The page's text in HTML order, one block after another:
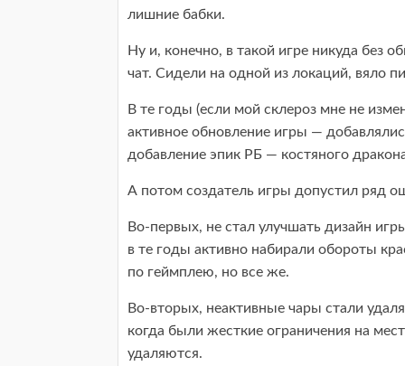
лишние бабки.
Ну и, конечно, в такой игре никуда без
чат. Сидели на одной из локаций, вяло
В те годы (если мой склероз мне не
активное обновление игры —
добавление эпик РБ — костяного
А потом создатель игры допустил ряд
Во-первых, не стал улучшать дизайн
в те годы активно набирали обороты
по геймплею, но все же.
Во-вторых, неактивные чары стали
когда были жесткие ограничения на
удаляются.